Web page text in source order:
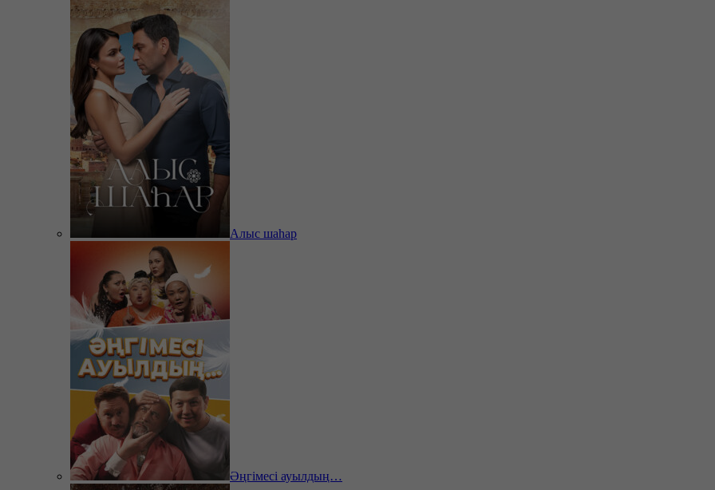
Алыс шаһар
Әңгімесі ауылдың…